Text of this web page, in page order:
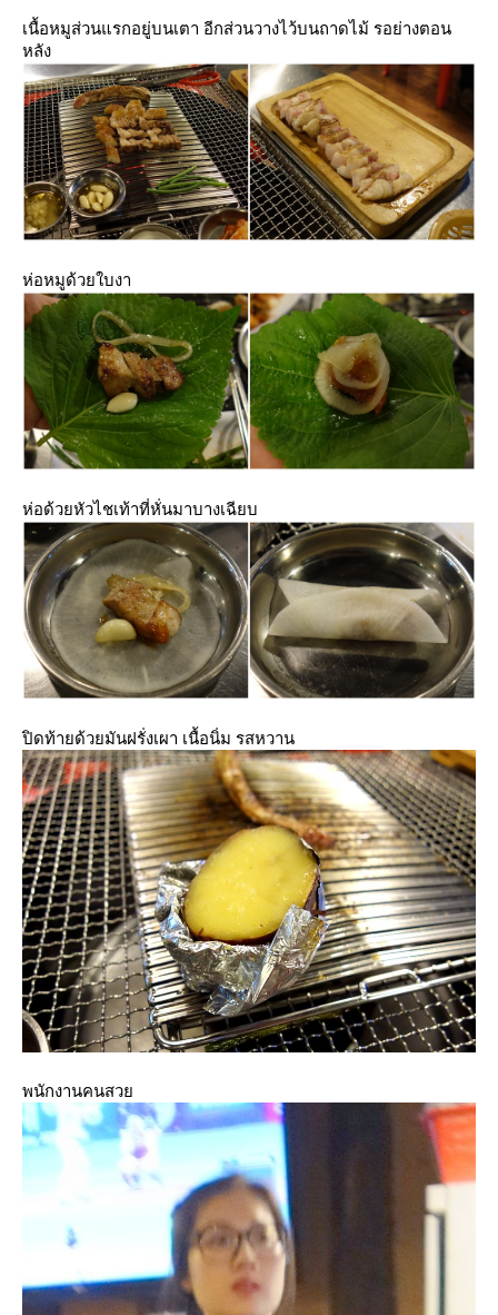
เนื้อหมูส่วนแรกอยู่บนเตา อีกส่วนวางไว้บนถาดไม้ รอย่างตอน
หลัง
ห่อหมูด้วยใบงา
ห่อด้วยหัวไชเท้าที่หั่นมาบางเฉียบ
ปิดท้ายด้วยมันฝรั่งเผา เนื้อนิ่ม รสหวาน
พนักงานคนสว